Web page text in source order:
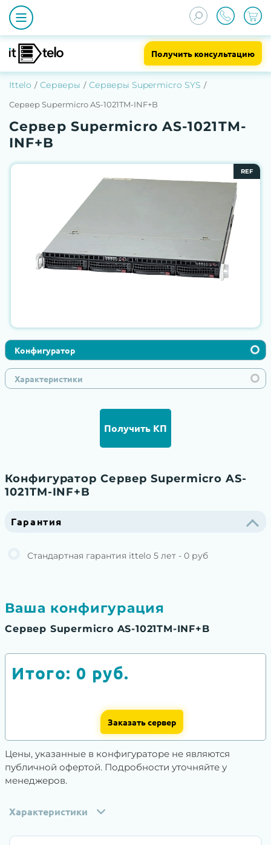
Получить консультацию
Ittelo Серверы Серверы Supermicro SYS
Сервер Supermicro AS-1021TM-INF+B
Сервер Supermicro AS-1021TM-
INF+B
REF
Конфигуратор
Характеристики
Получить КП
Конфигуратор Сервер Supermicro AS-
1021TM-INF+B
Гарантия
Стандартная гарантия ittelo 5 лет - 0 руб
Ваша конфигурация
Сервер Supermicro AS-1021TM-INF+B
Итого: 0 руб.
Заказать сервер
Цены, указанные в конфигураторе не являются
публичной офертой. Подробности уточняйте у
менеджеров.
Характеристики